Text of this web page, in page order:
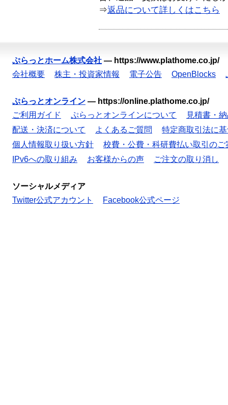
⇒返品について詳しくはこちら
ぷらっとホーム株式会社 — https://www.plathome.co.jp/
会社概要
株主・投資家情報 電子公告 OpenBlocks
ぷらっとオンライン — https://online.plathome.co.jp/
ご利用ガイド
ぷらっとオンラインについて
見積書・
配送・決済について
よくあるご質問
特定商取引法に
個人情報取り扱い方針
校費・公費・科研費払い取引のご
IPv6への取り組み
お客様からの声 ご注文の取り消し
ソーシャルメディア
Twitter公式アカウント
Facebook公式ページ